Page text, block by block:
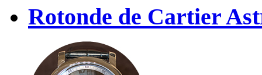
Rotonde de Cartier